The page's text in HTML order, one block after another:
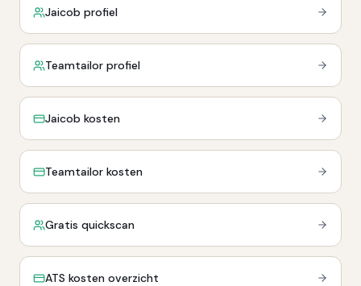
Jaicob profiel
Teamtailor profiel
Jaicob kosten
Teamtailor kosten
Gratis quickscan
ATS kosten overzicht